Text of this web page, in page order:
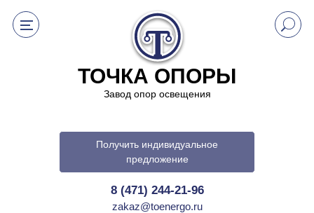
ТОЧКА ОПОРЫ
Завод опор освещения
Получить индивидуальное
предложение
8 (471) 244-21-96
zakaz@toenergo.ru